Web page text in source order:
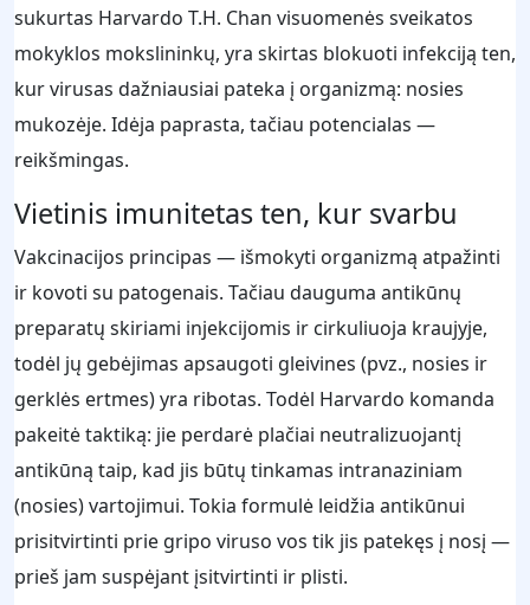
sukurtas Harvardo T.H. Chan visuomenės sveikatos
mokyklos mokslininkų, yra skirtas blokuoti infekciją ten,
kur virusas dažniausiai pateka į organizmą: nosies
mukozėje. Idėja paprasta, tačiau potencialas —
reikšmingas.
Vietinis imunitetas ten, kur svarbu
Vakcinacijos principas — išmokyti organizmą atpažinti
ir kovoti su patogenais. Tačiau dauguma antikūnų
preparatų skiriami injekcijomis ir cirkuliuoja kraujyje,
todėl jų gebėjimas apsaugoti gleivines (pvz., nosies ir
gerklės ertmes) yra ribotas. Todėl Harvardo komanda
pakeitė taktiką: jie perdarė plačiai neutralizuojantį
antikūną taip, kad jis būtų tinkamas intranaziniam
(nosies) vartojimui. Tokia formulė leidžia antikūnui
prisitvirtinti prie gripo viruso vos tik jis patekęs į nosį —
prieš jam suspėjant įsitvirtinti ir plisti.